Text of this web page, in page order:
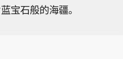
宝石般的海疆。